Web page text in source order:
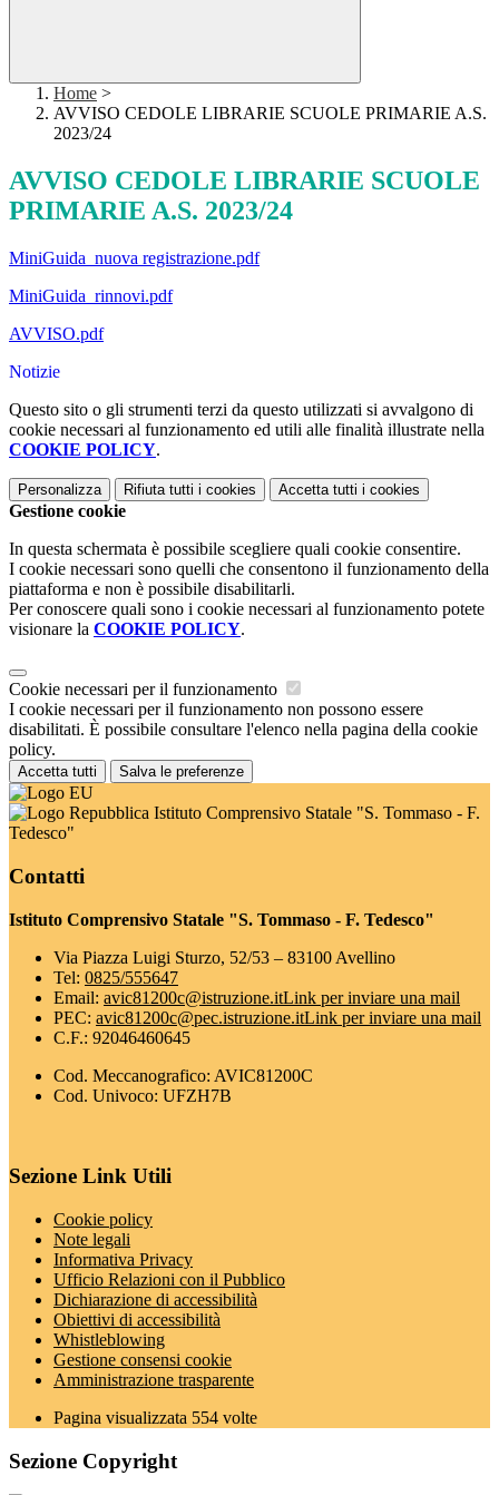
Home >
AVVISO CEDOLE LIBRARIE SCUOLE PRIMARIE A.S.
2023/24
AVVISO CEDOLE LIBRARIE SCUOLE
PRIMARIE A.S. 2023/24
MiniGuida_nuova registrazione.pdf
MiniGuida_rinnovi.pdf
AVVISO.pdf
Notizie
Questo sito o gli strumenti terzi da questo utilizzati si avvalgono di
cookie necessari al funzionamento ed utili alle finalità illustrate nella
COOKIE POLICY.
Personalizza Rifiuta tutti i cookies Accetta tutti i cookies
Gestione cookie
In questa schermata è possibile scegliere quali cookie consentire.
I cookie necessari sono quelli che consentono il funzionamento della
piattaforma e non è possibile disabilitarli.
Per conoscere quali sono i cookie necessari al funzionamento potete
visionare la COOKIE POLICY.
Cookie necessari per il funzionamento
I cookie necessari per il funzionamento non possono essere
disabilitati. È possibile consultare l'elenco nella pagina della cookie
policy.
Accetta tutti Salva le preferenze
Istituto Comprensivo Statale "S. Tommaso - F.
Tedesco"
Contatti
Istituto Comprensivo Statale "S. Tommaso - F. Tedesco"
Via Piazza Luigi Sturzo, 52/53 – 83100 Avellino
Tel: 0825/555647
Email: avic81200c@istruzione.itLink per inviare una mail
PEC: avic81200c@pec.istruzione.itLink per inviare una mail
C.F.: 92046460645
Cod. Meccanografico: AVIC81200C
Cod. Univoco: UFZH7B
Sezione Link Utili
Cookie policy
Note legali
Informativa Privacy
Ufficio Relazioni con il Pubblico
Dichiarazione di accessibilità
Obiettivi di accessibilità
Whistleblowing
Gestione consensi cookie
Amministrazione trasparente
Pagina visualizzata 554 volte
Sezione Copyright